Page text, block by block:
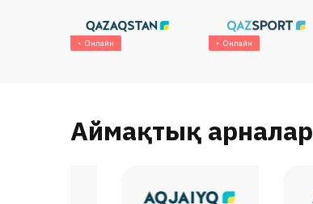
Онлайн Онлайн
Аймақтық арналар